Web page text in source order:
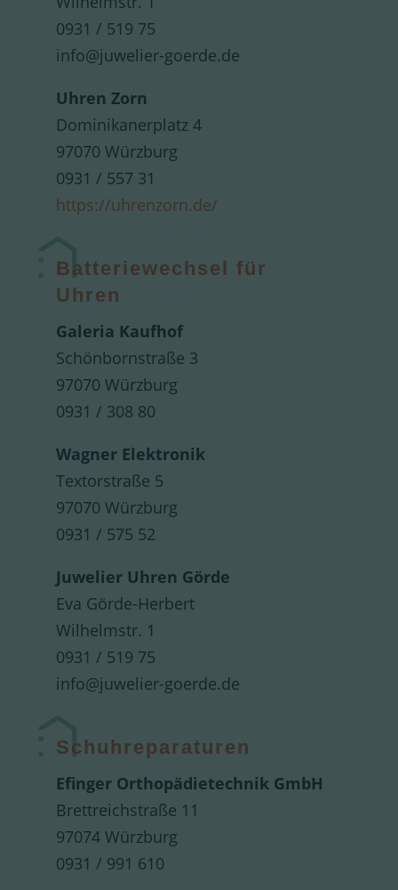
0931 / 519 75
info@juwelier-goerde.de
Uhren Zorn
Dominikanerplatz 4
97070 Würzburg
0931 / 557 31
https://uhrenzorn.de/
Batteriewechsel für
Uhren
Galeria Kaufhof
Schönbornstraße 3
97070 Würzburg
0931 / 308 80
Wagner Elektronik
Textorstraße 5
97070 Würzburg
0931 / 575 52
Juwelier Uhren Görde
Eva Görde-Herbert
Wilhelmstr. 1
0931 / 519 75
info@juwelier-goerde.de
Schuhreparaturen
Efinger Orthopädietechnik GmbH
Brettreichstraße 11
97074 Würzburg
0931 / 991 610